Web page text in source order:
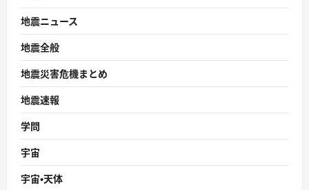
地震ニュース
地震全般
地震災害危機まとめ
地震速報
学問
宇宙
宇宙・天体